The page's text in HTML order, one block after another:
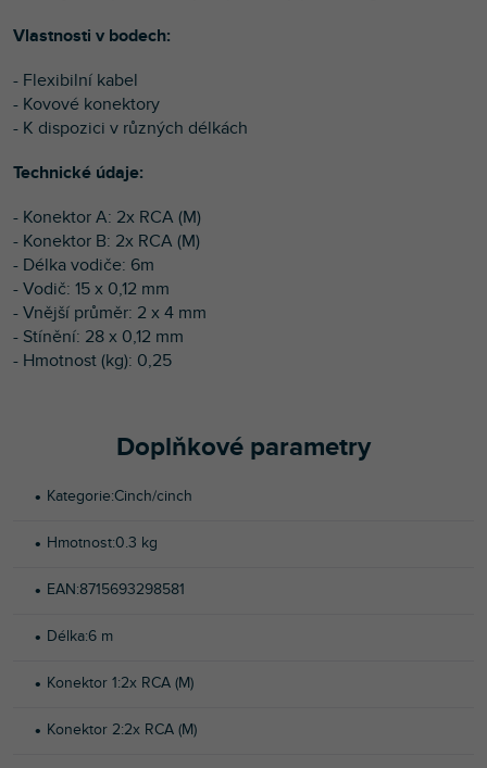
Vlastnosti v bodech:
- Flexibilní kabel
- Kovové konektory
- K dispozici v různých délkách
Technické údaje:
- Konektor A: 2x RCA (M)
- Konektor B: 2x RCA (M)
- Délka vodiče: 6m
- Vodič: 15 x 0,12 mm
- Vnější průměr: 2 x 4 mm
- Stínění: 28 x 0,12 mm
- Hmotnost (kg): 0,25
Doplňkové parametry
Kategorie:Cinch/cinch
Hmotnost:0.3 kg
EAN:8715693298581
Délka:6 m
Konektor 1:2x RCA (M)
Konektor 2:2x RCA (M)